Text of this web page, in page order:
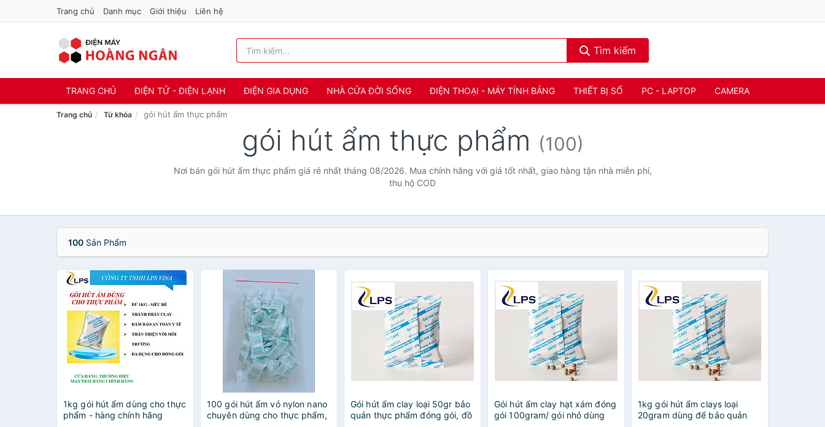
Trang chủ Danh mục Giới thiệu Liên hệ
Tìm kiếm
TRANG CHỦ ĐIỆN TỬ - ĐIỆN LẠNH ĐIỆN GIA DỤNG NHÀ CỬA ĐỜI SỐNG ĐIỆN THOẠI - MÁY TÍNH BẢNG THIẾT BỊ SỐ PC - LAPTOP CAMERA
Trang chủ Từ khóa gói hút ẩm thực phẩm
gói hút ẩm thực phẩm (100)
Nơi bán gói hút ẩm thực phẩm giá rẻ nhất tháng 08/2026. Mua chính hãng với giá tốt nhất, giao hàng tận nhà miễn phí,
thu hộ COD
100 Sản Phẩm
1kg gói hút ẩm dùng cho thực
phẩm - hàng chính hãng
100 gói hút ẩm vỏ nylon nano
chuyên dùng cho thực phẩm,
Gói hút ẩm clay loại 50gr bảo
quản thực phẩm đóng gói, đồ
Gói hút ẩm clay hạt xám đóng
gói 100gram/ gói nhỏ dùng
1kg gói hút ẩm clays loại
20gram dùng để bảo quản